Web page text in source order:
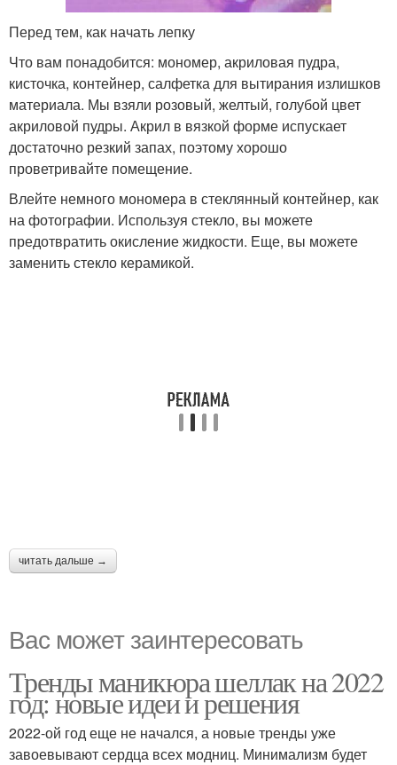
Перед тем, как начать лепку
Что вам понадобится: мономер, акриловая пудра,
кисточка, контейнер, салфетка для вытирания излишков
материала. Мы взяли розовый, желтый, голубой цвет
акриловой пудры. Акрил в вязкой форме испускает
достаточно резкий запах, поэтому хорошо
проветривайте помещение.
Влейте немного мономера в стеклянный контейнер, как
на фотографии. Используя стекло, вы можете
предотвратить окисление жидкости. Еще, вы можете
заменить стекло керамикой.
читать дальше →
Вас может заинтересовать
Тренды маникюра шеллак на 2022
год: новые идеи и решения
2022-ой год еще не начался, а новые тренды уже
завоевывают сердца всех модниц. Минимализм будет